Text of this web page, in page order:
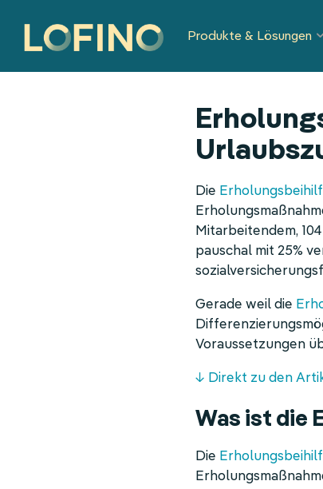
Navigation
Produkte & Lösungen
Die
Mitarbeitendem,
pauschal mit 25%
Gerade weil die
Voraussetzungen
↓ Direkt zu den
Was ist die
Die